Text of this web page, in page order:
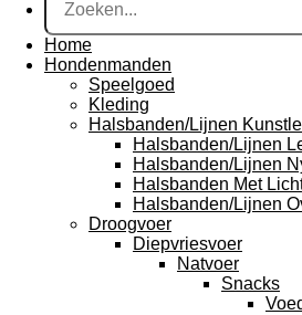
Home
Hondenmanden
Speelgoed
Kleding
Halsbanden/Lijnen
Halsbanden/Lijnen
Halsbanden/Lijnen
Halsbanden Met
Halsbanden/Lijnen
Droogvoer
Diepvriesvoer
Natvoer
Snacks